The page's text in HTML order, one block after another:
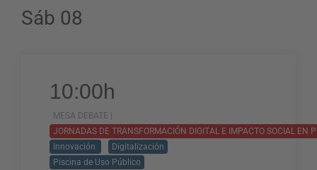
Sáb 08
10:00h
MESA DEBATE |
JORNADAS DE TRANSFORMACIÓN DIGITAL E IMPACTO SOCIAL EN
Innovación
Digitalización
Piscina de Uso Público